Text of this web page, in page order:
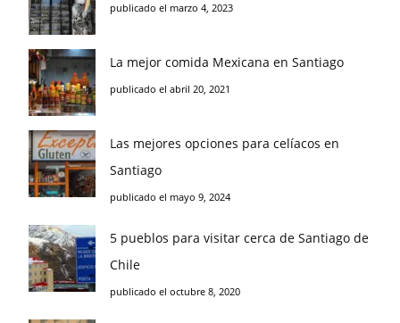
publicado el marzo 4, 2023
La mejor comida Mexicana en Santiago
publicado el abril 20, 2021
Las mejores opciones para celíacos en
Santiago
publicado el mayo 9, 2024
5 pueblos para visitar cerca de Santiago de
Chile
publicado el octubre 8, 2020